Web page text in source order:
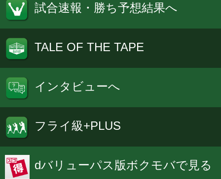
試合速報・勝ち予想結果へ
TALE OF THE TAPE
インタビューへ
フライ級+PLUS
dバリューパス版ボクモバで見る